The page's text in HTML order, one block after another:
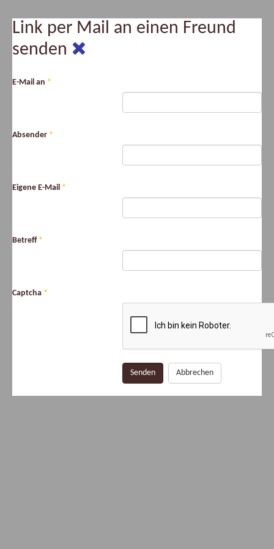
Link per Mail an einen Freund
senden
E-Mail an *
Absender *
Eigene E-Mail *
Betreff*
Captcha *
Senden Abbrechen